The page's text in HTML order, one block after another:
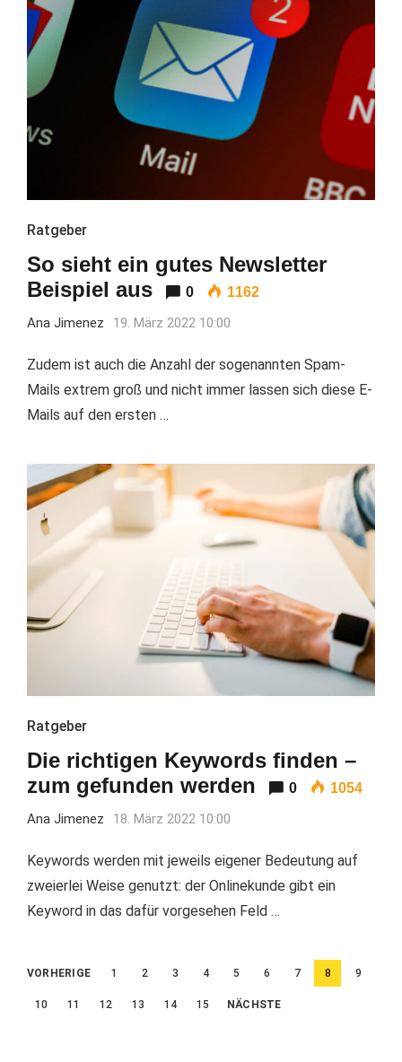
Ratgeber
So sieht ein gutes Newsletter
Beispiel aus
0 1162
Ana Jimenez 19. März 2022 10:00
Zudem ist auch die Anzahl der sogenannten Spam-
Mails extrem groß und nicht immer lassen sich diese E-
Mails auf den ersten …
Ratgeber
Die richtigen Keywords finden –
zum gefunden werden
0 1054
Ana Jimenez 18. März 2022 10:00
Keywords werden mit jeweils eigener Bedeutung auf
zweierlei Weise genutzt: der Onlinekunde gibt ein
Keyword in das dafür vorgesehen Feld …
Beitragsnavigation
VORHERIGE 1 2 3 4 5 6 7 8 9
10 11 12 13 14 15 NÄCHSTE